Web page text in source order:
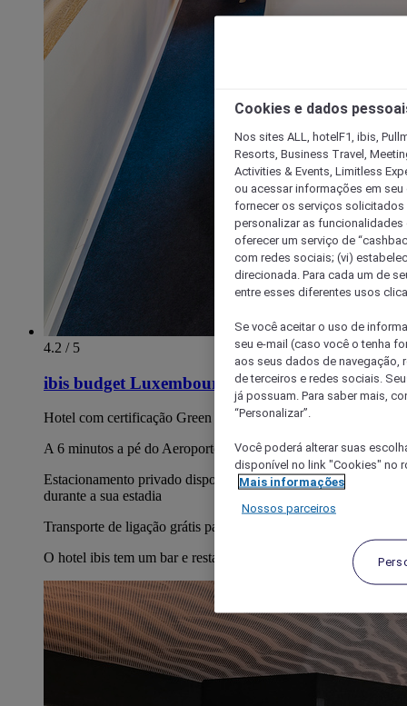
4.2 / 5
ibis budget Luxembourg Aéroport
Hotel com certificação Green Key
A 6 minutos a pé do Aeroporto Findel
Estacionamento privado disponível com 50% de desconto
durante a sua estadia
Transporte de ligação grátis para o aeroporto
O hotel ibis tem um bar e restaurante
Cookies e dados
Nos sites ALL, hotelF1, ibis,
Resorts, Business Travel,
Activities & Events, Limitless
ou acessar informações em
fornecer os serviços solicitados
personalizar as
oferecer um serviço de
com redes sociais; (vi)
direcionada. Para cada um de
entre esses diferentes usos
Se você aceitar o uso de
seu e-mail (caso você o tenha
aos seus dados de navegação,
de terceiros e redes sociais.
já possuam. Para saber mais,
“Personalizar”.
Você poderá alterar suas
disponível no link "Cookies" no
Mais informações
Nossos parceiros